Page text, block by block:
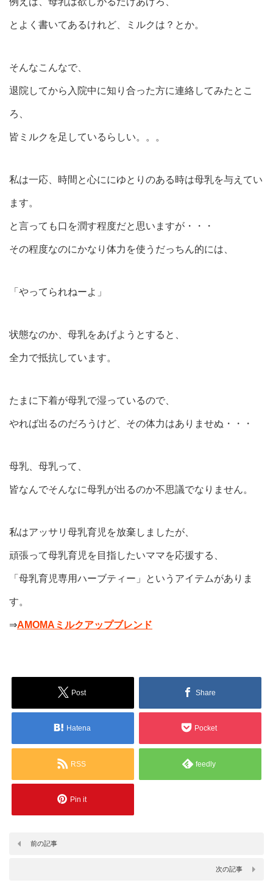
とよく書いてあるけれど、ミルクは？とか。
そんなこんなで、
退院してから入院中に知り合った方に連絡してみたとこ
ろ、
皆ミルクを足しているらしい。。。
私は一応、時間と心ににゆとりのある時は母乳を与えてい
ます。
と言っても口を潤す程度だと思いますが・・・
その程度なのにかなり体力を使うだっちん的には、
「やってられねーよ」
状態なのか、母乳をあげようとすると、
全力で抵抗しています。
たまに下着が母乳で湿っているので、
やれば出るのだろうけど、その体力はありませぬ・・・
母乳、母乳って、
皆なんでそんなに母乳が出るのか不思議でなりません。
私はアッサリ母乳育児を放棄しましたが、
頑張って母乳育児を目指したいママを応援する、
「母乳育児専用ハーブティー」というアイテムがありま
す。
⇒AMOMAミルクアップブレンド
Post Share
Hatena Pocket
RSS feedly
Pin it
前の記事
次の記事